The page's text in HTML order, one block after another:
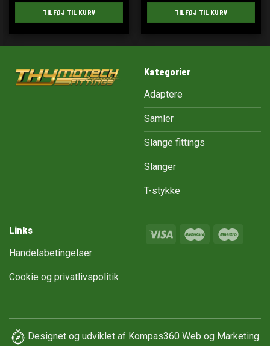
TILFØJ TIL KURV TILFØJ TIL KURV
Kategorier
Adaptere
Samler
Slange fittings
Slanger
T-stykke
Links
Handelsbetingelser
Cookie og privatlivspolitik
Designet og udviklet af Kompas360 Web og Marketing